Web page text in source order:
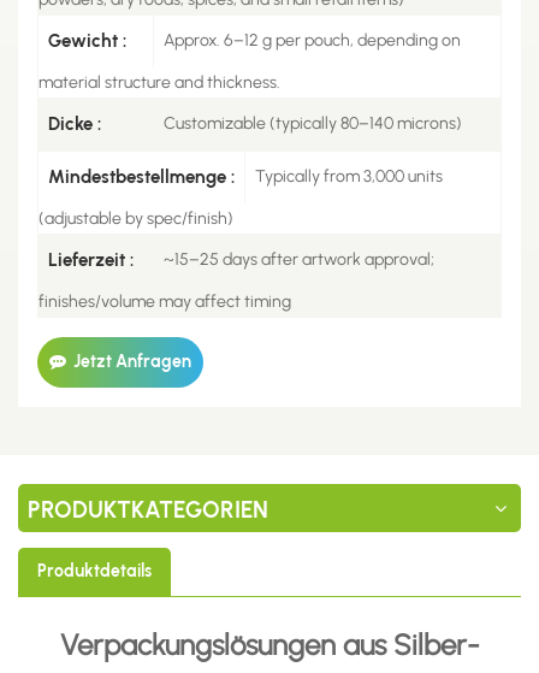
Gewicht : Approx. 6–12 g per pouch, depending on
material structure and thickness.
Dicke : Customizable (typically 80–140 microns)
Mindestbestellmenge : Typically from 3,000 units
(adjustable by spec/finish)
Lieferzeit : ~15–25 days after artwork approval;
finishes/volume may affect timing
Jetzt Anfragen
PRODUKTKATEGORIEN
Produktdetails
Verpackungslösungen aus Silber-